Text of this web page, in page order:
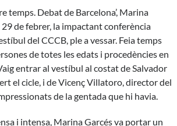
temps. Debat de Barcelona’, Marina
de febrer, la impactant conferència
del CCCB, ple a vessar. Feia temps
de totes les edats i procedències en
entrar al vestíbul al costat de Salvador
el cicle, i de Vicenç Villatoro, director del
de la gentada que hi havia.
i intensa, Marina Garcés va portar un